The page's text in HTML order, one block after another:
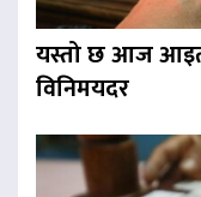
यस्तो छ आज
विनिमयदर